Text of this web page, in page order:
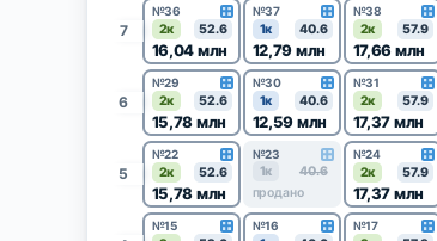
7
№36
2к 52.6
16,04 млн
№37
1к 40.6
12,79 млн
№38
2к 57.9
17,66 млн
6
№29
2к 52.6
15,78 млн
№30
1к 40.6
12,59 млн
№31
2к 57.9
17,37 млн
5
№22
2к 52.6
15,78 млн
№23
1к
40.6
продано
№24
2к 57.9
17,37 млн
№15 №16 №17